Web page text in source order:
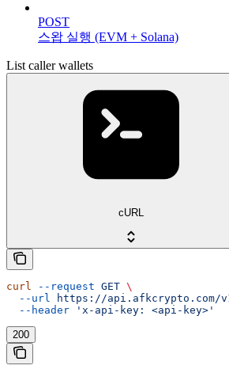
POST
스왑 실행 (EVM + Solana)
List caller wallets
cURL
curl --request GET \
  --url
https://api.afkcrypto.com/
  --header
'x-api-key: <api-key>'
200